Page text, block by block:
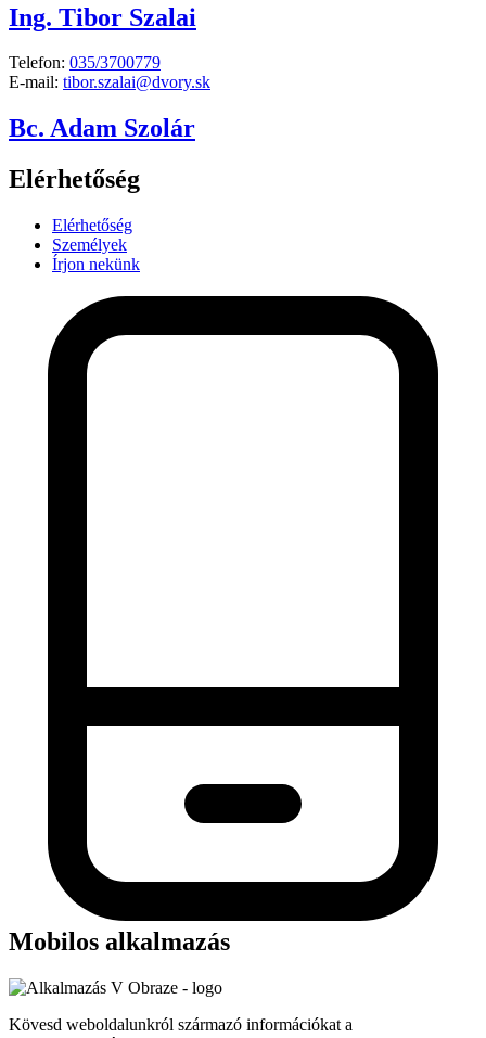
Ing. Tibor Szalai
Telefon: 035/3700779
E-mail: tibor.szalai@dvory.sk
Bc. Adam Szolár
Elérhetőség
Elérhetőség
Személyek
Írjon nekünk
Mobilos alkalmazás
Kövesd weboldalunkról származó információkat a